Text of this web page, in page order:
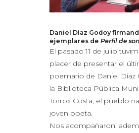
Daniel Díaz Godoy
ejemplares de Perfil de
El pasado 11 de julio
placer de presentar el
poemario de Daniel Díaz
la Biblioteca Pública
Torrox Costa, el pueblo
joven poeta.
Nos acompañaron,